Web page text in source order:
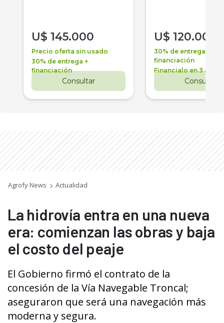
U$ 145.000
Precio oferta sin usado
30% de entrega +
financiación
Consultar
U$ 120.000
30% de entrega +
financiación
Financialo en 3 años
Consultar
Agrofy News Actualidad
La hidrovía entra en una nueva
era: comienzan las obras y baja
el costo del peaje
El Gobierno firmó el contrato de la
concesión de la Vía Navegable Troncal;
aseguraron que será una navegación más
moderna y segura.